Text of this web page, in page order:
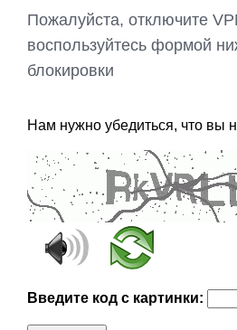
Пожалуйста, отключите
воспользуйтесь формой
блокировки
Нам нужно убедиться, что вы
Введите код с картинки: